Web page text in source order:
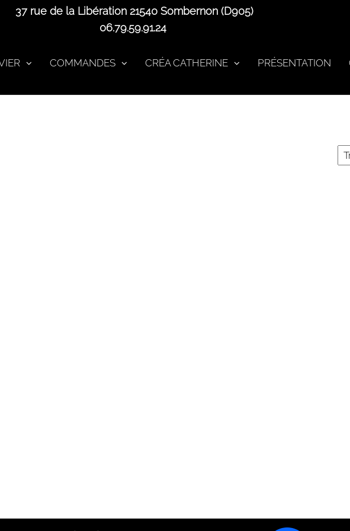
37 rue de la Libération 21540 Sombernon (D905)
06.79.59.91.24
COMMANDES CRÉA CATHERINE PRÉSENTATION